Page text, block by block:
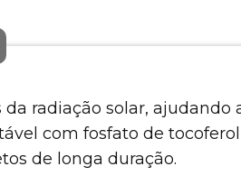
radiação solar, ajudando
com fosfato de
de longa duração.